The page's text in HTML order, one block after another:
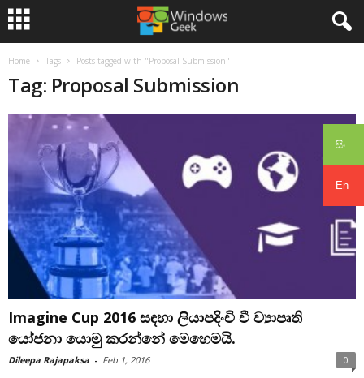
සිං
En
Home Tags Posts tagged with "Proposal Submission"
Tag: Proposal Submission
Imagine Cup 2016 සඳහා ලියාපදිංචි වී ව්‍යාපෘති
යෝජනා යොමු කරන්නේ මෙහෙමයි.
Dileepa Rajapaksa - Feb 1, 2016 0